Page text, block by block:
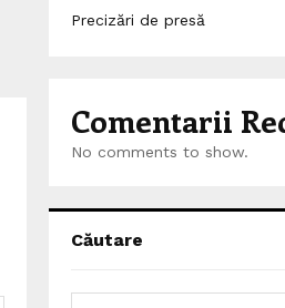
Precizări de presă
Comentarii
No comments to show.
Căutare